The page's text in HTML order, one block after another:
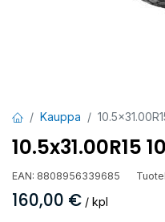
Kauppa
10.5x31.00R15
EAN: 8808956339685
160,00 € / kpl